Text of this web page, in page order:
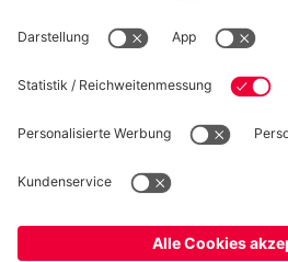
Folge uns
Ja,Österreich, um